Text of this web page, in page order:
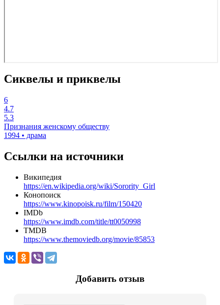
Сиквелы и приквелы
6
4.7
5.3
Признания женскому обществу
1994 • драма
Ссылки на источники
Википедия
https://en.wikipedia.org/wiki/Sorority_Girl
Конопоиск
https://www.kinopoisk.ru/film/150420
IMDb
https://www.imdb.com/title/tt0050998
TMDB
https://www.themoviedb.org/movie/85853
Добавить отзыв